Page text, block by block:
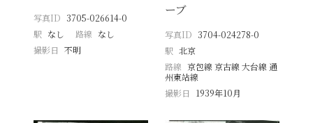
写真ID 3705-026614-0
駅 なし 路線 なし
撮影日
不明
ーブ
写真ID 3704-024278-0
駅 北京
路線 京包線 京古線 大台線 通
州東站線
撮影日
1939年10月